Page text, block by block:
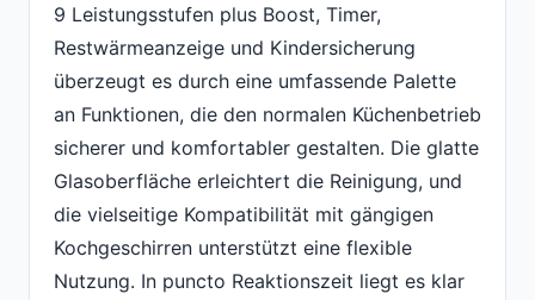
9 Leistungsstufen plus Boost, Timer,
Restwärmeanzeige und Kindersicherung
überzeugt es durch eine umfassende Palette
an Funktionen, die den normalen Küchenbetrieb
sicherer und komfortabler gestalten. Die glatte
Glasoberfläche erleichtert die Reinigung, und
die vielseitige Kompatibilität mit gängigen
Kochgeschirren unterstützt eine flexible
Nutzung. In puncto Reaktionszeit liegt es klar